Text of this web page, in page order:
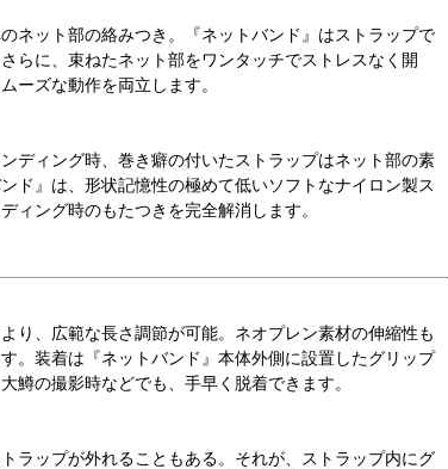
ネット部の絡みつき。『ネットバンド』はストラップで
らに、束ねたネット部をワンタッチでストレスなく開
ーズな動作を両立します。
ディング時、巻き癖の付いたストラップはネット部の素
ド』は、形状記憶性の極めて低いソフトなナイロン製ス
ィング時のもたつきを完全解消します。
り、広範な長さ調節が可能。ネオプレン素材の伸縮性も
。装着は『ネットバンド』本体外側に設置したグリップ
鱒の撮影時などでも、手早く脱着できます。
ラップが外れることもある。それが、ストラップ内にグ